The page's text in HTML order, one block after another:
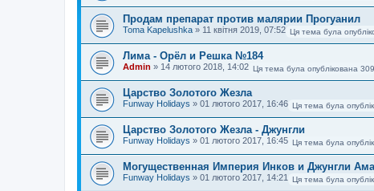
Продам препарат против малярии Прогуанил
Toma Kapelushka » 11 квітня 2019, 07:52 Ця тема була
Лима - Орёл и Решка №184
Admin » 14 лютого 2018, 14:02 Ця тема була опублікована
Царство Золотого Жезла
Funway Holidays » 01 лютого 2017, 16:46 Ця тема була
Царство Золотого Жезла - Джунгли
Funway Holidays » 01 лютого 2017, 16:45 Ця тема була
Могущественная Империя Инков и Джунгли
Funway Holidays » 01 лютого 2017, 14:21 Ця тема була